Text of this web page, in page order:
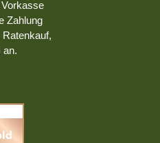
Zahlung
an.